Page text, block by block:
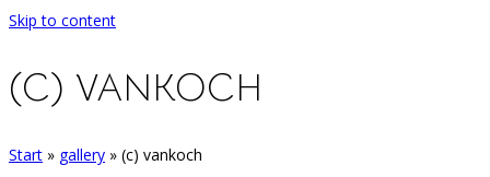
Skip to content
(C) VANKOCH
Start » gallery » (c) vankoch